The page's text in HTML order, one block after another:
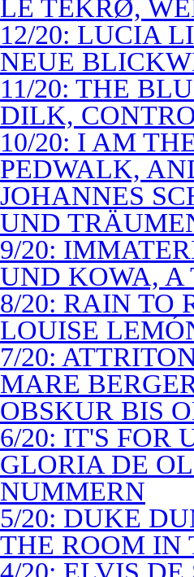
LE TEKRØ,
12/20: LUCIA
NEUE
11/20: THE
DILK,
10/20: I AM
PEDWALK,
JOHANNES
UND
9/20:
UND KOWA, A
8/20: RAIN TO
LOUISE
7/20:
MARE
OBSKUR BIS
6/20: IT'S FOR
GLORIA DE
NUMMERN
5/20: DUKE
THE ROOM IN